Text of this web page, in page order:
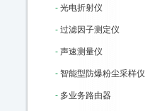
- 光电折射仪
- 过滤因子测定仪
- 声速测量仪
- 智能型防爆粉尘采样仪
- 多业务路由器